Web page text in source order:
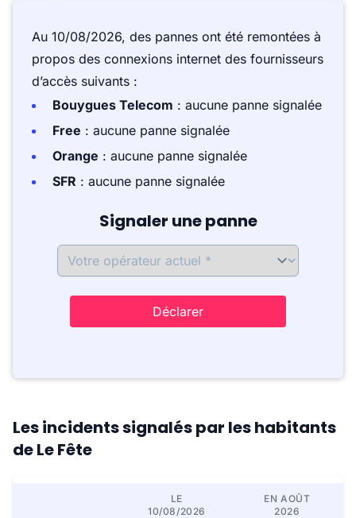
Au 10/08/2026, des pannes ont été remontées à
propos des connexions internet des fournisseurs
d’accès suivants :
Bouygues Telecom : aucune panne signalée
Free : aucune panne signalée
Orange : aucune panne signalée
SFR : aucune panne signalée
Signaler une panne
Déclarer
Les incidents signalés par les habitants
de Le Fête
LE
10/08/2026
EN AOÛT
2026